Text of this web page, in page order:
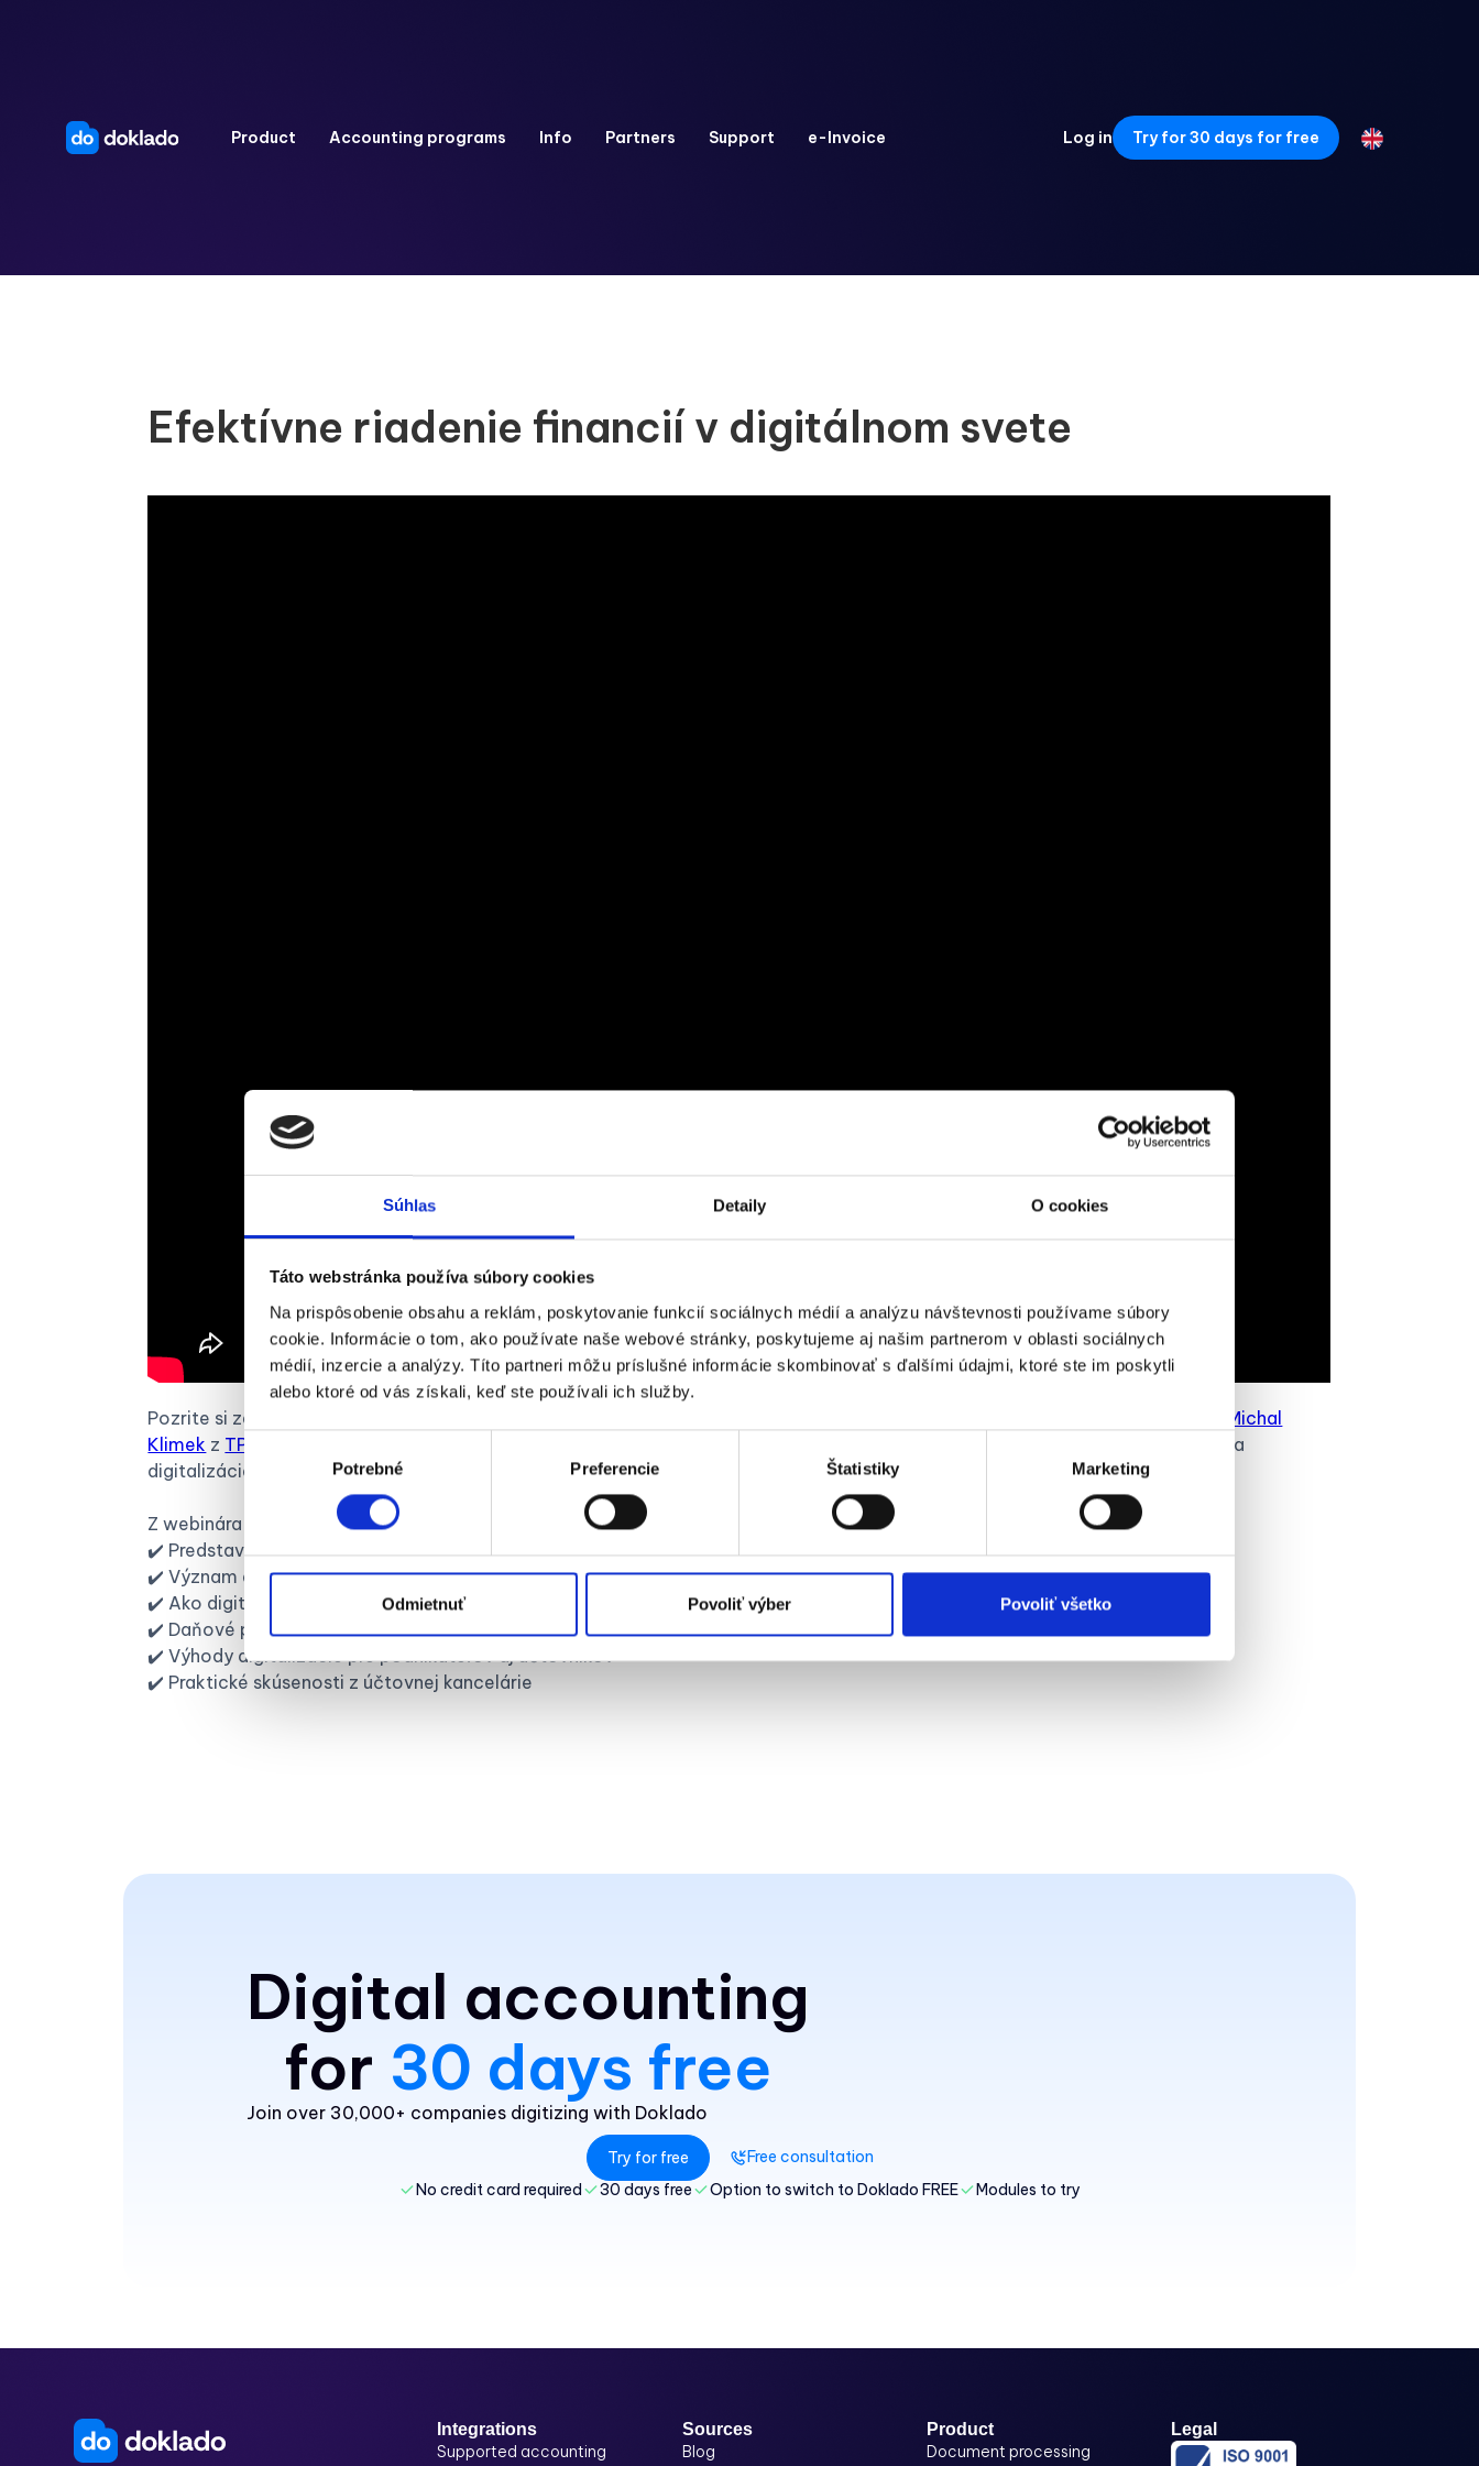
Súhlas Detaily O cookies
Táto webstránka používa súbory cookies
Na prispôsobenie obsahu a reklám, poskytovanie funkcií sociálnych médií a analýzu návštevnosti používame súbory
cookie. Informácie o tom, ako používate naše webové stránky, poskytujeme aj našim partnerom v oblasti sociálnych
médií, inzercie a analýzy. Títo partneri môžu príslušné informácie skombinovať s ďalšími údajmi, ktoré ste im poskytli
alebo ktoré od vás získali, keď ste používali ich služby.
Výber
súhlasu
Potrebné Preferencie Štatistiky Marketing
Odmietnuť Povoliť výber Povoliť všetko
Product Accounting programs Info Partners Support e-Invoice Log in Try for 30 days for free
Efektívne riadenie financií v digitálnom svete
Pozrite si záznam webinára s názvom: Z praxe - Efektívne riadenie financií v digitálnom svete, ktorý sa uskutočnil 15.10.2025.
Michal
Klimek z TPA Slovensko
na webinári rozprával o tom, ako efektívne riadiť financie v digitálnom prostredí a aké výsledky priniesla
digitalizácia ich klientom.
Z webinára sa dozviete:
✔️ Predstavenie kancelárie TPA Slovensko
✔️ Význam digitalizácie a automatizácie v účtovníctve
✔️ Ako digitalizácia prebieha v TPA
✔️ Daňové poradenstvo a audit v digitálnom prostredí
✔️ Výhody digitalizácie pre podnikateľov aj účtovníkov
✔️ Praktické skúsenosti z účtovnej kancelárie
Digital accounting
for 30 days free
Join over 30,000+ companies digitizing with Doklado
Try for free
Free consultation
No credit card required
30 days free Option to switch to Doklado FREE Modules to try
Integrations
Supported accounting
Sources
Blog
Product
Document processing
Legal